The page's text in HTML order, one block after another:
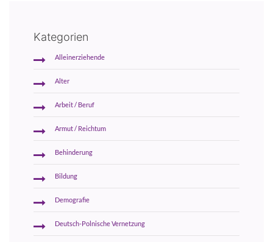
Kategorien
Alleinerziehende
Alter
Arbeit / Beruf
Armut / Reichtum
Behinderung
Bildung
Demografie
Deutsch-Polnische Vernetzung